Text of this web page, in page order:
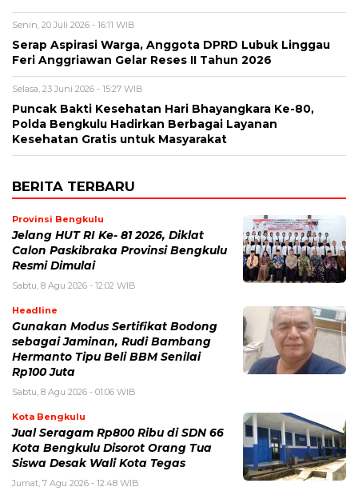
Senin, 20 Juli 2026 - 16:11 WIB
Serap Aspirasi Warga, Anggota DPRD Lubuk Linggau
Feri Anggriawan Gelar Reses II Tahun 2026
Selasa, 23 Juni 2026 - 15:27 WIB
Puncak Bakti Kesehatan Hari Bhayangkara Ke-80,
Polda Bengkulu Hadirkan Berbagai Layanan
Kesehatan Gratis untuk Masyarakat
BERITA TERBARU
Provinsi Bengkulu
Jelang HUT RI Ke- 81 2026, Diklat
Calon Paskibraka Provinsi Bengkulu
Resmi Dimulai
Sabtu, 8 Agu 2026 - 12:02 WIB
Headline
Gunakan Modus Sertifikat Bodong
sebagai Jaminan, Rudi Bambang
Hermanto Tipu Beli BBM Senilai
Rp100 Juta
Sabtu, 8 Agu 2026 - 01:06 WIB
Kota Bengkulu
Jual Seragam Rp800 Ribu di SDN 66
Kota Bengkulu Disorot Orang Tua
Siswa Desak Wali Kota Tegas
Jumat, 7 Agu 2026 - 12:48 WIB